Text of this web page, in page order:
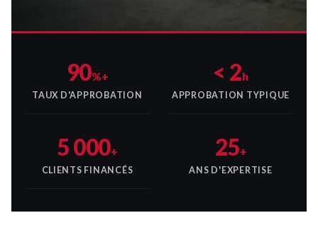
90%+
TAUX D'APPROBATION
< 2h
APPROBATION TYPIQUE
5 000+
CLIENTS FINANCÉS
25+
ANS D'EXPERTISE